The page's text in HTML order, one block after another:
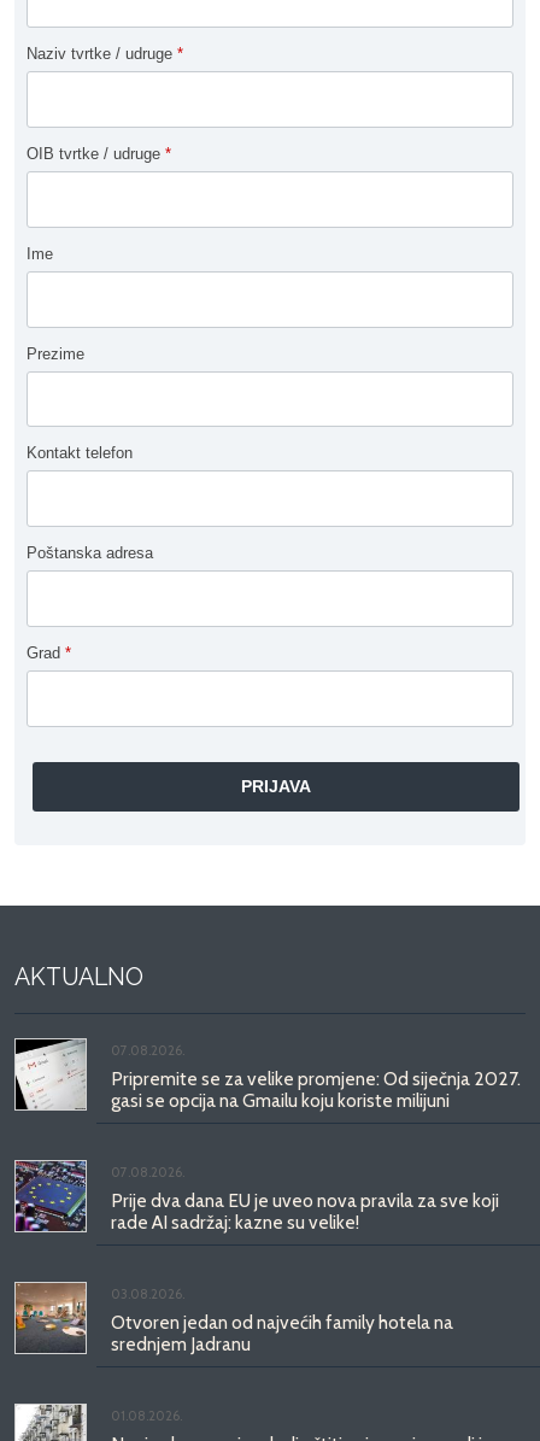
Naziv tvrtke / udruge *
OIB tvrtke / udruge *
Ime
Prezime
Kontakt telefon
Poštanska adresa
Grad *
AKTUALNO
07.08.2026.
Pripremite se za velike promjene: Od siječnja 2027.
gasi se opcija na Gmailu koju koriste milijuni
07.08.2026.
Prije dva dana EU je uveo nova pravila za sve koji
rade AI sadržaj: kazne su velike!
03.08.2026.
Otvoren jedan od najvećih family hotela na
srednjem Jadranu
01.08.2026.